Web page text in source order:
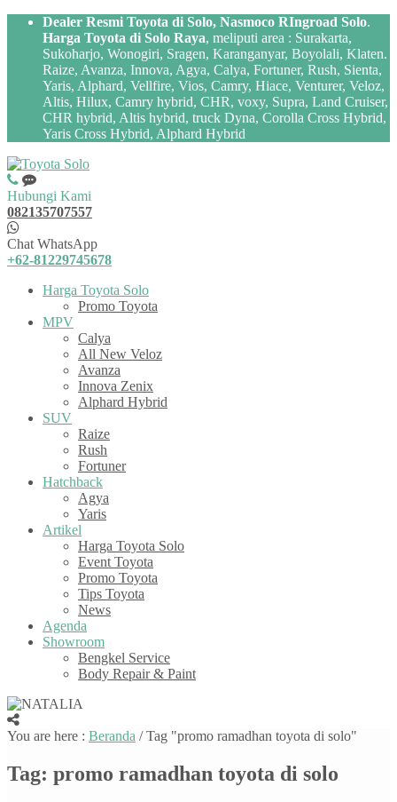
Dealer Resmi Toyota di Solo, Nasmoco RIngroad Solo.
Harga Toyota di Solo Raya, meliputi area : Surakarta,
Sukoharjo, Wonogiri, Sragen, Karanganyar, Boyolali, Klaten.
Raize, Avanza, Innova, Agya, Calya, Fortuner, Rush, Sienta,
Yaris, Alphard, Vellfire, Vios, Camry, Hiace, Venturer, Veloz,
Altis, Hilux, Camry hybrid, CHR, voxy, Supra, Land Cruiser,
CHR hybrid, Altis hybrid, truck Dyna, Corolla Cross Hybrid,
Yaris Cross Hybrid, Alphard Hybrid
Hubungi Kami
082135707557
Chat WhatsApp
+62-81229745678
Harga Toyota Solo
Promo Toyota
MPV
Calya
All New Veloz
Avanza
Innova Zenix
Alphard Hybrid
SUV
Raize
Rush
Fortuner
Hatchback
Agya
Yaris
Artikel
Harga Toyota Solo
Event Toyota
Promo Toyota
Tips Toyota
News
Agenda
Showroom
Bengkel Service
Body Repair & Paint
You are here : Beranda /Tag "promo ramadhan toyota di solo"
Tag: promo ramadhan toyota di solo